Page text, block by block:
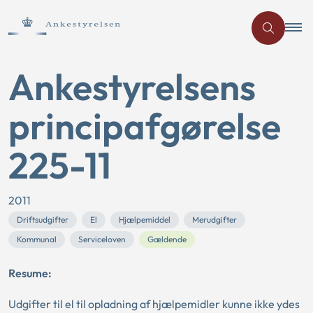
Ankestyrelsens
principafgørelse
225-11
2011
Driftsudgifter El Hjælpemiddel
Merudgifter
Kommunal
Serviceloven Gældende
Resume:
Udgifter til el til opladning af hjælpemidler kunne ikke ydes